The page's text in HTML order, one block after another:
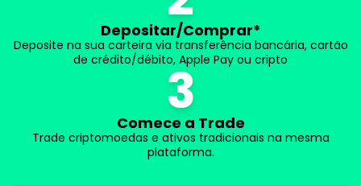
Depositar/Comprar*
Deposite na sua carteira via transferência bancária, cartão
de crédito/débito, Apple Pay ou cripto
3
Comece a Trade
Trade criptomoedas e ativos tradicionais na mesma
plataforma.